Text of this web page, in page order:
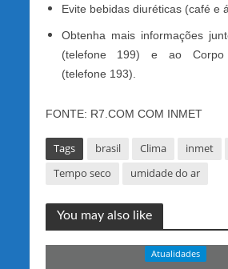
Evite bebidas diuréticas (café e
Obtenha mais informações
(telefone 199) e ao Corpo
(telefone 193).
FONTE: R7.COM COM INMET
Tags brasil Clima inmet
Tempo seco
umidade do ar
You may also like
Atualidades